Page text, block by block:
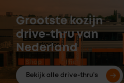
Grootste kozijn
drive-thru van
Nederland
Bekijk alle drive-thru's